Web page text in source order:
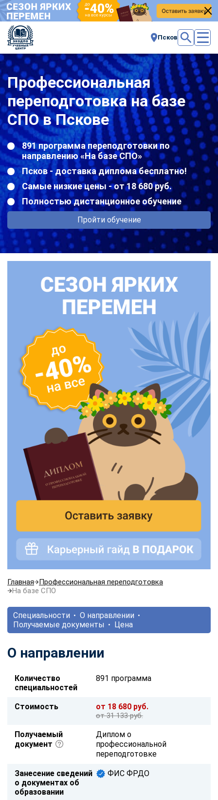
Псков
Профессиональная
переподготовка на базе
СПО в Пскове
891 программа переподготовки по
направлению «На базе СПО»
Псков - доставка диплома бесплатно!
Самые низкие цены - от 18 680 руб.
Полностью дистанционное обучение
Пройти обучение
Главная
Профессиональная переподготовка
На базе СПО
Специальности
О направлении
Получаемые документы
Цена
О направлении
Количество
специальностей
891 программа
Стоимость от 18 680 руб.
от 31 133 руб.
Получаемый
документ
Диплом о
профессиональной
переподготовке
Занесение сведений
о документах об
образовании
ФИС ФРДО